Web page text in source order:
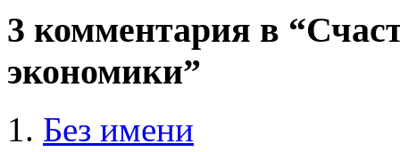
3 комментария в
экономики”
Без имени